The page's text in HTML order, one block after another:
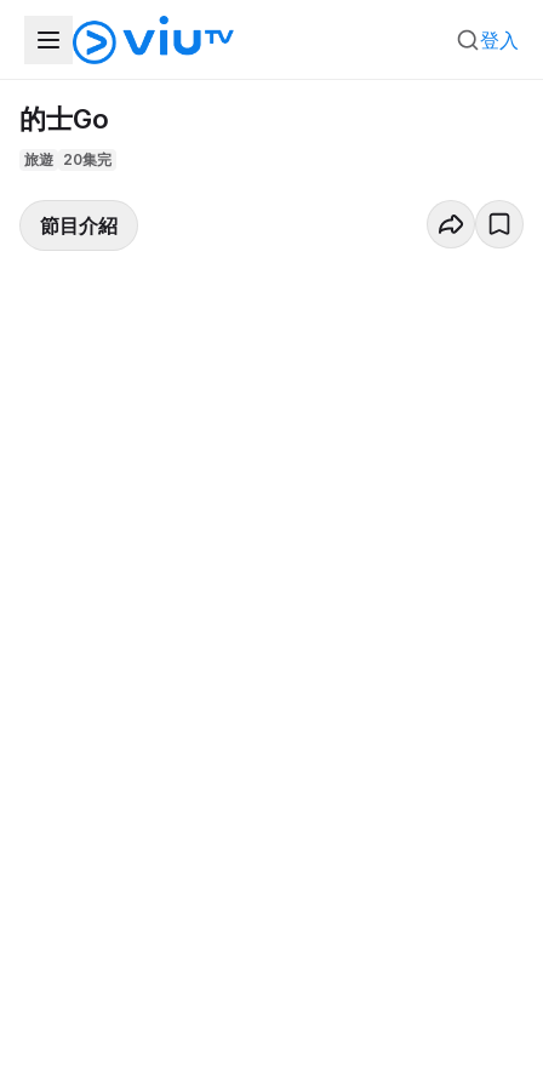
登入
的士Go
旅遊 20集完
節目介紹